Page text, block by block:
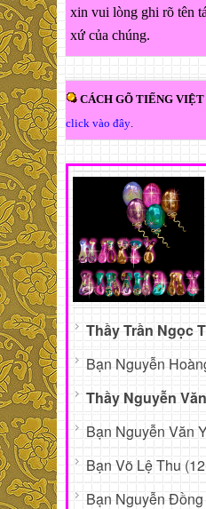
xin vui lòng ghi rõ tên
xứ của chúng.
CÁCH GÕ TIẾNG VIỆT
click vào đây.
Thầy Trần Ngọc
Bạn Nguyễn
Thầy Nguyễn
Bạn Nguyễn Văn
Bạn Võ Lệ Thu
Bạn Nguyễn